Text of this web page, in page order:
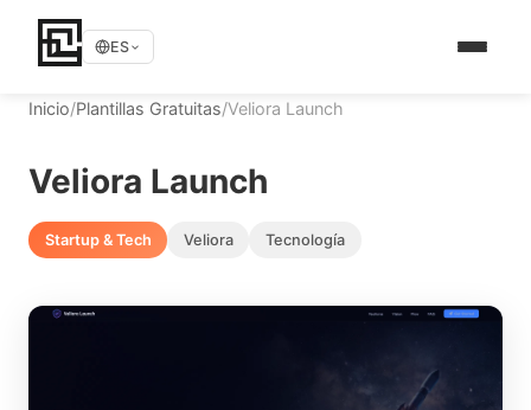
ES
Inicio/Plantillas Gratuitas/Veliora Launch
Veliora Launch
Startup & Tech Veliora Tecnología